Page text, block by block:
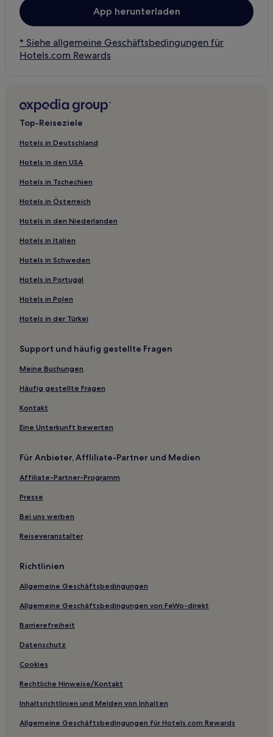
App herunterladen
* Siehe allgemeine Geschäftsbedingungen für
Hotels.com Rewards
Top-Reiseziele
Hotels in Deutschland
Hotels in den USA
Hotels in Tschechien
Hotels in Österreich
Hotels in den Niederlanden
Hotels in Italien
Hotels in Schweden
Hotels in Portugal
Hotels in Polen
Hotels in der Türkei
Support und häufig gestellte Fragen
Meine Buchungen
Häufig gestellte Fragen
Kontakt
Eine Unterkunft bewerten
Für Anbieter, Affliliate-Partner und Medien
Affiliate-Partner-Programm
Presse
Bei uns werben
Reiseveranstalter
Richtlinien
Allgemeine Geschäftsbedingungen
Allgemeine Geschäftsbedingungen von FeWo-direkt
Barrierefreiheit
Datenschutz
Cookies
Rechtliche Hinweise/Kontakt
Inhaltsrichtlinien und Melden von Inhalten
Allgemeine Geschäftsbedingungen für Hotels.com Rewards